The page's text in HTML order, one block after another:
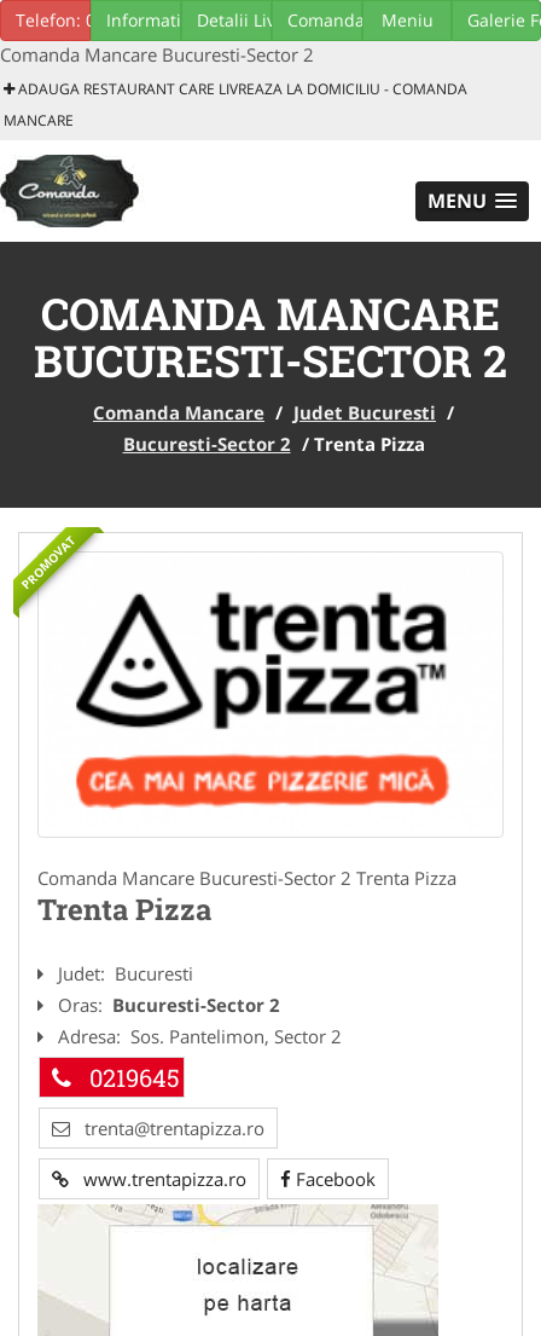
Download GRATUIT aplicatie mobil
Comanda Mancare Bucuresti-Sector 2
ADAUGA RESTAURANT CARE LIVREAZA LA DOMICILIU - COMANDA
MANCARE
MENU
COMANDA MANCARE
BUCURESTI-SECTOR 2
Comanda Mancare / Judet Bucuresti /
Bucuresti-Sector 2 / Trenta Pizza
PROMOVAT
Comanda Mancare Bucuresti-Sector 2 Trenta Pizza
Trenta Pizza
Judet: Bucuresti
Oras: Bucuresti-Sector 2
Adresa: Sos. Pantelimon, Sector 2
0219645
trenta@trentapizza.ro
www.trentapizza.ro Facebook
Telefon: 0219645Informatii Generale
Detalii LivrareComanda Minima
Meniu Galerie